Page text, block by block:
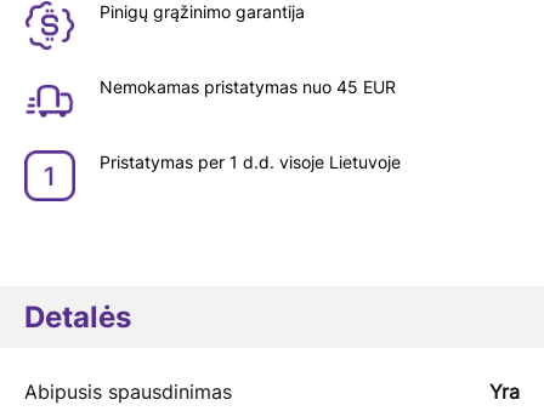
Pinigų grąžinimo garantija
Nemokamas pristatymas nuo 45 EUR
Pristatymas per 1 d.d. visoje Lietuvoje
Detalės
Abipusis spausdinimas
Yra